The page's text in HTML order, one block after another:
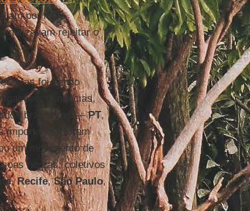
por mais
rejeitar o
Mas foi sendo
denúncias,
brasileiros —PT,
importantes foram
um movimento de
negras, coletivos
,Recife,São Paulo,